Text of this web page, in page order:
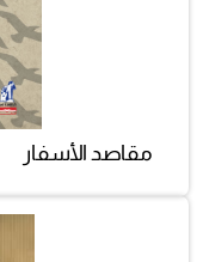
مقاصد الأسفار